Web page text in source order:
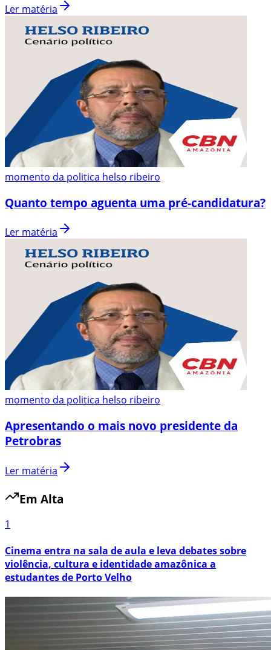
Ler matéria
momento da politica helso ribeiro
Quanto tempo aguenta uma pré-candidatura?
Ler matéria
momento da politica helso ribeiro
Apresentando o mais novo presidente da
Petrobras
Ler matéria
Em Alta
1
Cinema entra na sala de aula e leva debates sobre
violência, cultura e identidade amazônica a
estudantes de Porto Velho